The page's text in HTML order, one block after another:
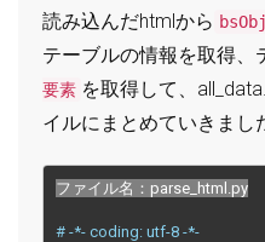
読み込んだhtmlから
テーブルの情報を取得、
要素 を取得して、
イルにまとめていきまし
ファイル名： parse_html py
# -*- coding: utf-8 -*-